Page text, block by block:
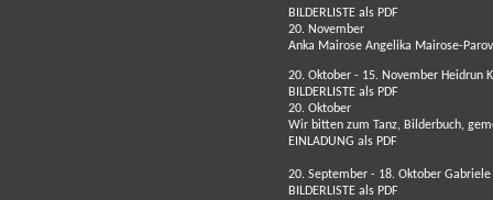
BILDERLISTE als PDF
20. November
Anka Mairose Angelika Mairose-
20. Oktober - 15. November Heidrun
BILDERLISTE als PDF
20. Oktober
Wir bitten zum Tanz, Bilderbuch,
EINLADUNG als PDF
20. September - 18. Oktober
BILDERLISTE als PDF